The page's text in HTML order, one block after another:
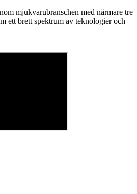
mjukvarubranschen med närmare tre
ett brett spektrum av teknologier och